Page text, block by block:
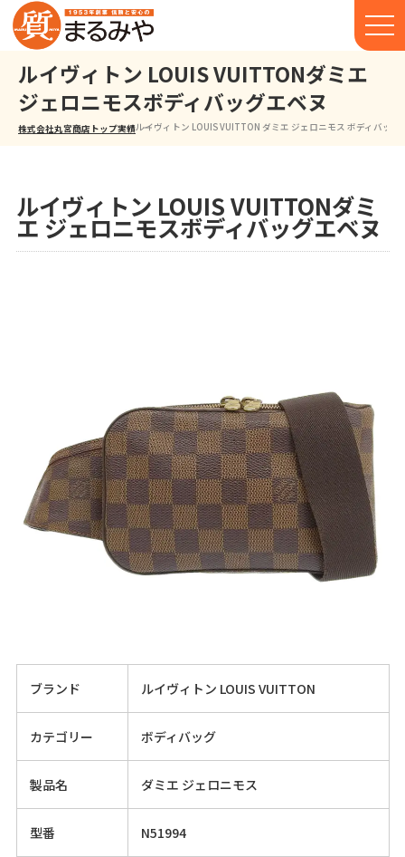
ルイヴィトン LOUIS VUITTONダミエ
ジェロニモスボディバッグエベヌ
株式会社丸宮商店トップ⁩実績ルイヴィトン LOUIS VUITTON ダミエ ジェロニモス ボディバッグ
ルイヴィトン LOUIS VUITTONダミ
エ ジェロニモスボディバッグエベヌ
ブランド ルイヴィトン LOUIS VUITTON
カテゴリー ボディバッグ
製品名 ダミエ ジェロニモス
型番 N51994